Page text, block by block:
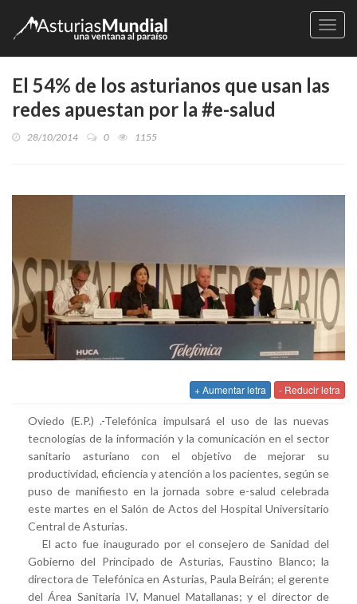
El 54% de los asturianos que usan las
redes apuestan por la #e-salud
28/10/2014 0 1155
+ Aumentar letra - Reducir letra
Oviedo (E.P.) .-Telefónica impulsará el uso de las nuevas
tecnologías de la información y la comunicación en el sector
sanitario asturiano con el objetivo de mejorar su
productividad, eficiencia y atención a los pacientes, según se
puso de manifiesto en la jornada sobre e-salud celebrada
este martes en el Salón de Actos del Hospital Universitario
Central de Asturias.
El acto fue inaugurado por el consejero de Sanidad del
Gobierno del Principado de Asturias, Faustino Blanco; la
directora de Telefónica en Asturias, Paula Beirán; el gerente
del Área Sanitaria IV, Manuel Matallanas; y el director de